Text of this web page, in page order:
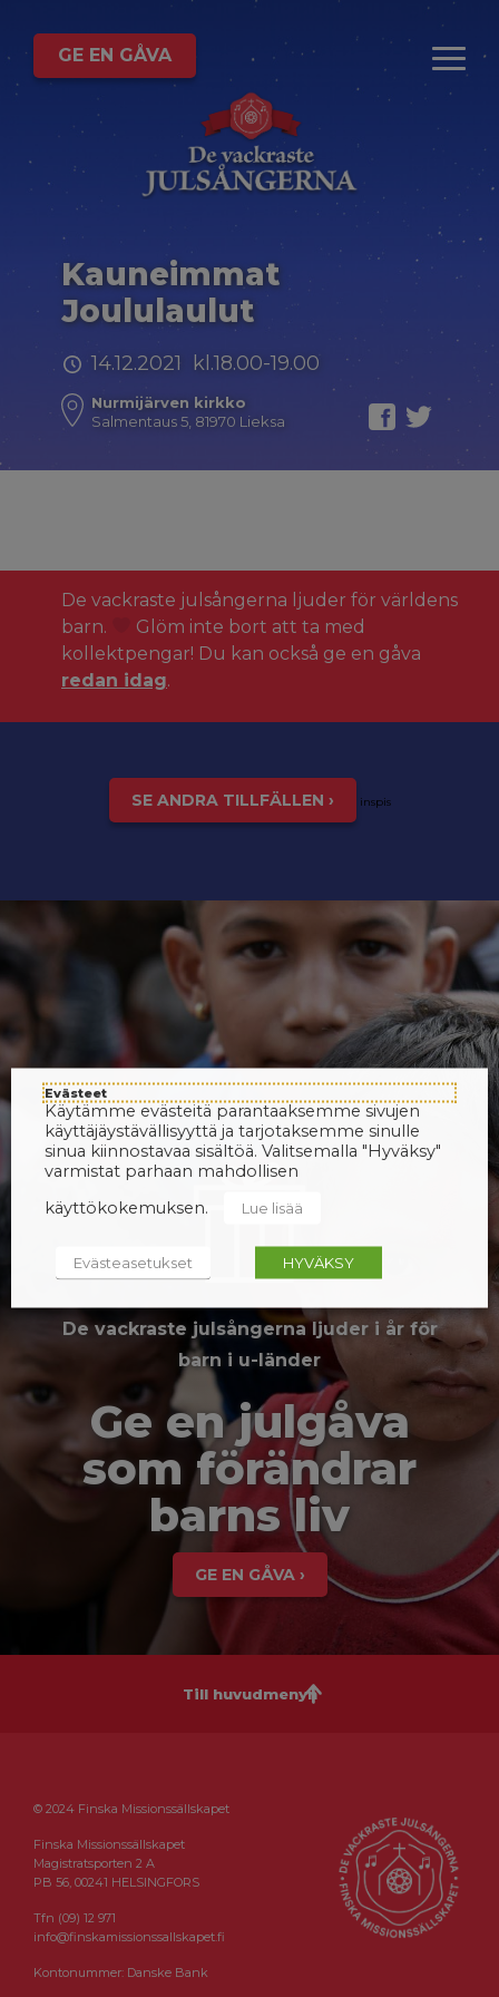
GE EN GÅVA
Kauneimmat
Joululaulut
14.12.2021 kl.18.00-19.00
Nurmijärven kirkko
Salmentaus 5, 81970 Lieksa
De vackraste julsångerna ljuder för världens
barn.
Glöm inte bort att ta med
kollektpengar! Du kan också ge en gåva
redan idag.
SE ANDRA TILLFÄLLEN › inspis
De vackraste julsångerna ljuder i år för
barn i u-länder
Ge en julgåva
som förändrar
barns liv
GE EN GÅVA ›
Till huvudmenyn
© 2024 Finska Missionssällskapet
Finska Missionssällskapet
Magistratsporten 2 A
PB 56, 00241 HELSINGFORS
Tfn (09) 12 971
info@finskamissionssallskapet.fi
Kontonummer: Danske Bank
Evästeet
Käytämme evästeitä parantaaksemme sivujen
käyttäjäystävällisyyttä ja tarjotaksemme sinulle
sinua kiinnostavaa sisältöä. Valitsemalla "Hyväksy"
varmistat parhaan mahdollisen
käyttökokemuksen.
Lue lisää
Evästeasetukset HYVÄKSY